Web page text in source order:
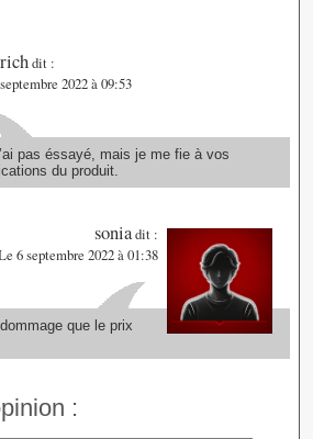
dit :
2022 à 09:53
pas éssayé, mais je me fie à vos
du produit.
soniadit :
6 septembre 2022 à 01:38
que le prix
: